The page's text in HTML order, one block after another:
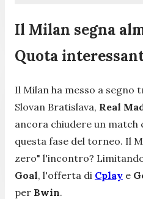
Il Milan segna
Quota
Il Milan ha messo a
Slovan Bratislava, Real
ancora chiudere un
questa fase del torneo. Il
zero" l'incontro?
Goal, l'offerta di Cplay e
per Bwin.